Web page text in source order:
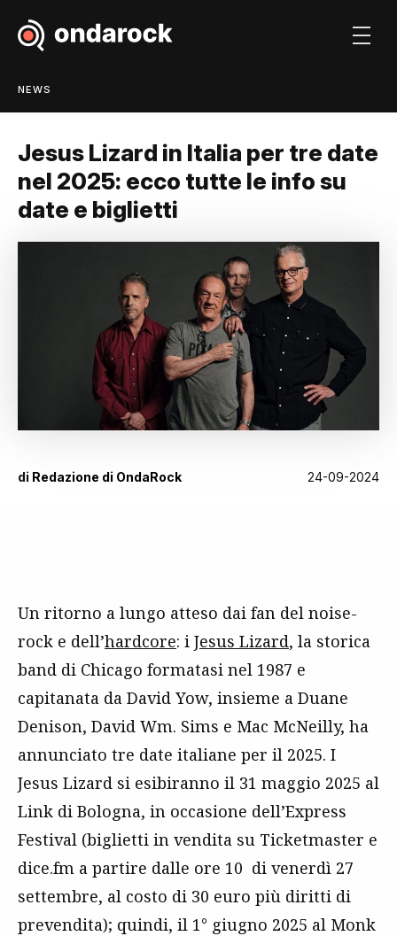
NEWS
Jesus Lizard in Italia per tre date
nel 2025: ecco tutte le info su
date e biglietti
di Redazione di OndaRock 24-09-2024
Un ritorno a lungo atteso dai fan del noise-
rock e dell’hardcore: i Jesus Lizard, la storica
band di Chicago formatasi nel 1987 e
capitanata da David Yow, insieme a Duane
Denison, David Wm. Sims e Mac McNeilly, ha
annunciato tre date italiane per il 2025. I
Jesus Lizard si esibiranno il 31 maggio 2025 al
Link di Bologna, in occasione dell’Express
Festival (biglietti in vendita su Ticketmaster e
dice.fm a partire dalle ore 10 di venerdì 27
settembre, al costo di 30 euro più diritti di
prevendita); quindi, il 1° giugno 2025 al Monk